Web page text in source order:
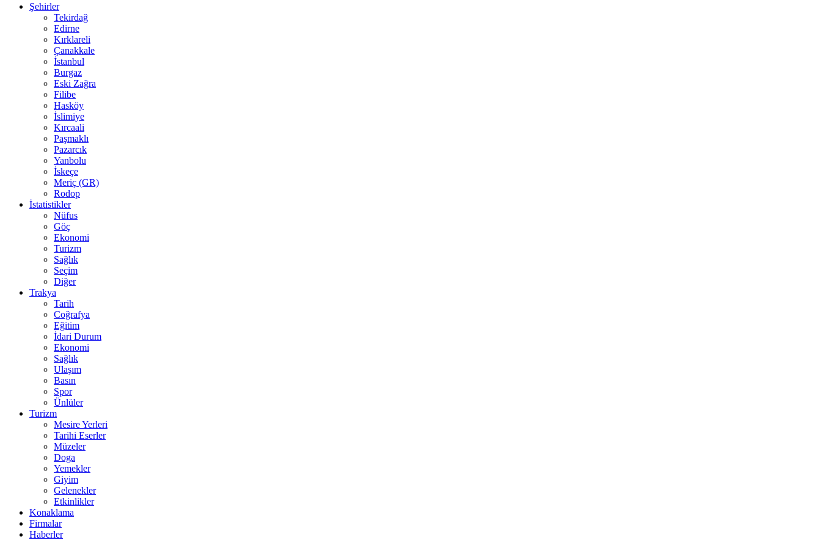
Şehirler
Tekirdağ
Edirne
Kırklareli
Çanakkale
İstanbul
Burgaz
Eski Zağra
Filibe
Hasköy
İslimiye
Kırcaali
Paşmaklı
Pazarcık
Yanbolu
İskeçe
Meriç (GR)
Rodop
İstatistikler
Nüfus
Göç
Ekonomi
Turizm
Sağlık
Seçim
Diğer
Trakya
Tarih
Coğrafya
Eğitim
İdari Durum
Ekonomi
Sağlık
Ulaşım
Basın
Spor
Ünlüler
Turizm
Mesire Yerleri
Tarihi Eserler
Müzeler
Doga
Yemekler
Giyim
Gelenekler
Etkinlikler
Konaklama
Firmalar
Haberler